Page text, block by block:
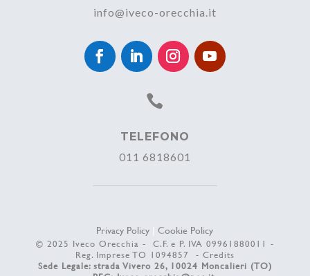
info@iveco-orecchia.it

TELEFONO
011 6818601
Privacy Policy |Cookie Policy
© 2025 Iveco Orecchia - C.F. e P. IVA 09961880011 -
Reg. Imprese TO 1094857 - Credits
Sede Legale: strada Vivero 26, 10024 Moncalieri (TO)